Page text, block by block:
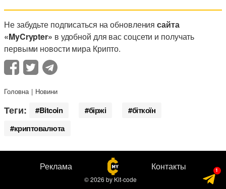
Не забудьте подписаться на обновлениясайта
«MyCrypter» в удобной для вас соцсети и получать
первыми новости мира Крипто.
Головна Новини
Теги: Bitcoin біржі
біткоїн
криптовалюта
Реклама Контакты
© 2026 by Kit-code